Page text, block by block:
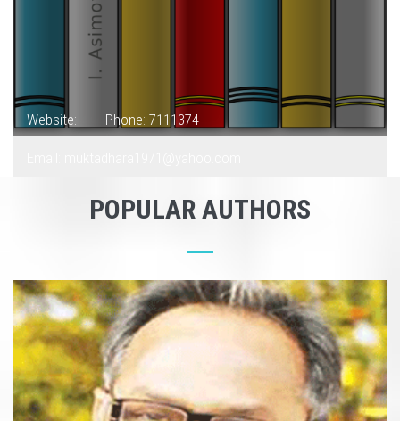
Website: Phone: 7111374
POPULAR AUTHORS